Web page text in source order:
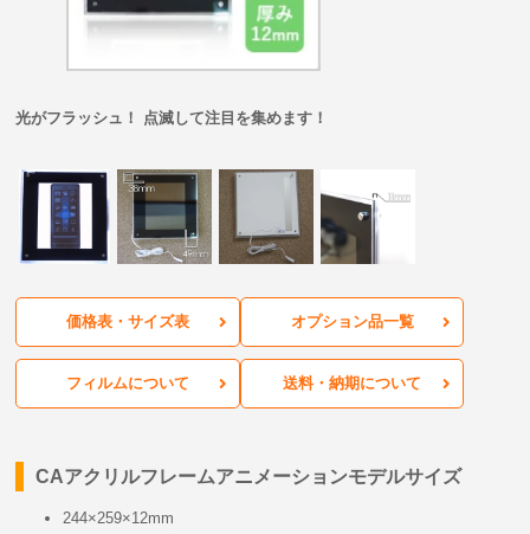
光がフラッシュ！ 点滅して注目を集めます！
価格表・サイズ表 オプション品一覧
フィルムについて 送料・納期について
CAアクリルフレームアニメーションモデルサイズ
244×259×12mm